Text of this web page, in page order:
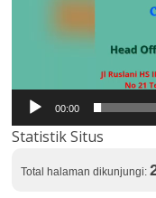
00:00
Statistik Situs
Total halaman dikunjungi: